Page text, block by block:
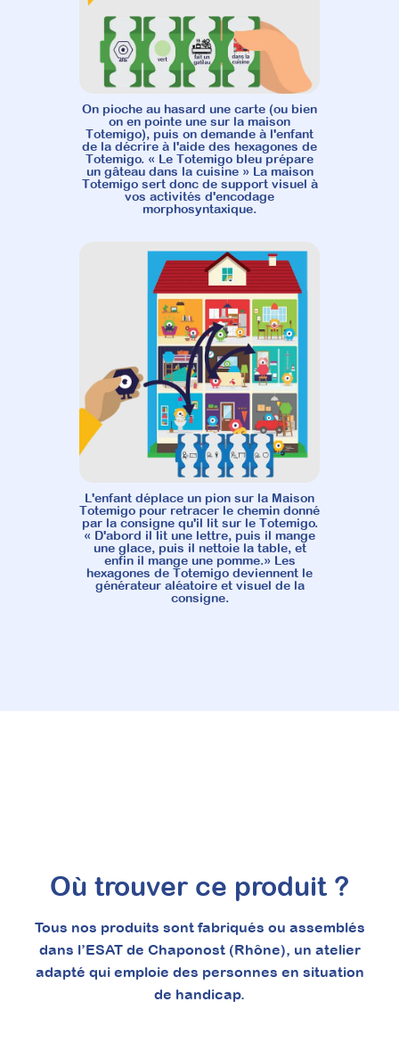
On pioche au hasard une carte (ou bien
on en pointe une sur la maison
Totemigo), puis on demande à l'enfant
de la décrire à l'aide des hexagones de
Totemigo. « Le Totemigo bleu prépare
un gâteau dans la cuisine » La maison
Totemigo sert donc de support visuel à
vos activités d'encodage
morphosyntaxique.
L'enfant déplace un pion sur la Maison
Totemigo pour retracer le chemin donné
par la consigne qu'il lit sur le Totemigo.
« D'abord il lit une lettre, puis il mange
une glace, puis il nettoie la table, et
enfin il mange une pomme.» Les
hexagones de Totemigo deviennent le
générateur aléatoire et visuel de la
consigne.
Où trouver ce produit ?
Tous nos produits sont fabriqués ou assemblés
dans l’ESAT de Chaponost (Rhône), un atelier
adapté qui emploie des personnes en situation
de handicap.